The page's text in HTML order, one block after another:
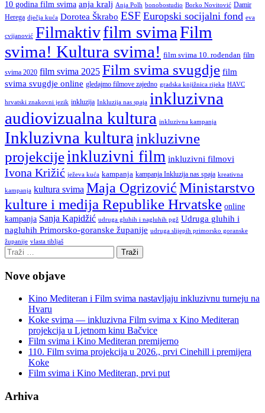
10 godina film svima anja kralj Anja Polh bonobostudio Borko Novitović Damir
Herega dječja kuća Dorotea Škrabo ESF Europski socijalni fond eva
cvijanović Filmaktivfilm svimaFilm
svima! Kultura svima! film svima 10. rođendan film
svima 2020 film svima 2025 Film svima svugdje film
svima svugdje online gledajmo filmove zajedno gradska knjižnica rijeka HAVC
hrvatski znakovni jezik inkluzija Inkluzija nas spaja inkluzivna
audiovizualna kultura inkluzivna kampanja
Inkluzivna kultura inkluzivne
projekcijeinkluzivni film inkluzivni filmovi
Ivona Križić ježeva kuća kampanja kampanja Inkluzija nas spaja kreativna
kampanja kultura svima Maja OgrizovićMinistarstvo
kulture i medija Republike Hrvatske online
kampanja Sanja Kapidžić udruga gluhih i nagluhih pgž Udruga gluhih i
nagluhih Primorsko-goranske županije udruga slijepih primorsko goranske
županije vlasta tibljaš
Nove objave
Kino Mediteran i Film svima nastavljaju inkluzivnu turneju na
Hvaru
Koke svima — inkluzivna Film svima x Kino Mediteran
projekcija u Ljetnom kinu Bačvice
Film svima i Kino Mediteran premijerno
110. Film svima projekcija u 2026., prvi Cinehill i premijera
Koke
Film svima i Kino Mediteran, prvi put
Arhiva